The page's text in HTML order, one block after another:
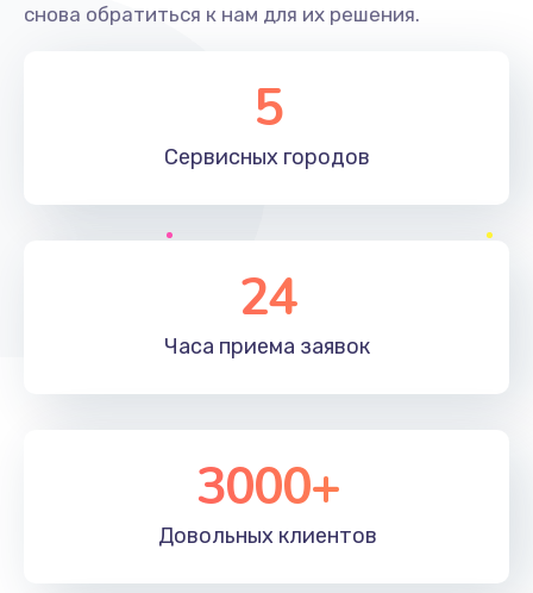
Заказать
1190 руб.
Заказать
Заказать
Замена клавиатуры
1190 руб.
Замена корпуса
890 руб.
снова обратиться к нам для их решения.
5
Сервисных городов
24
Часа приема заявок
3000+
Довольных клиентов